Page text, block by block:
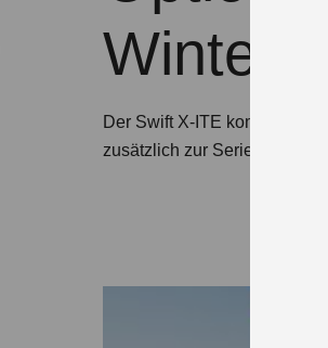
Der Swift X-ITE kommt
zusätzlich zur